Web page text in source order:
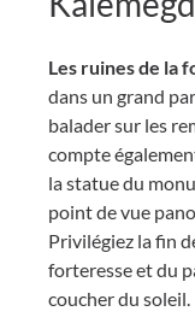
Les ruines de la
dans un grand
balader sur les
compte
la statue du
point de vue
Privilégiez la fin
forteresse et du
coucher du soleil.